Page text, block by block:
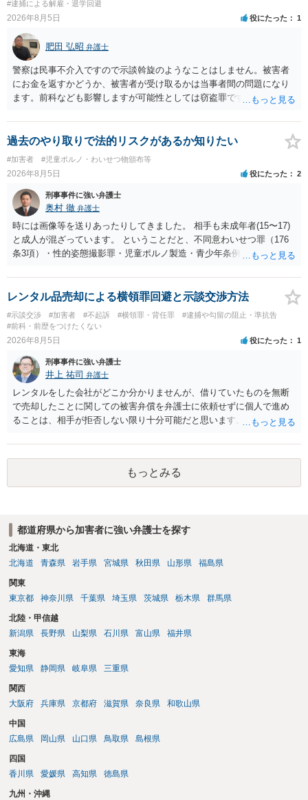
とをお勧めいたします。ご参考にしてください。
#逮捕による解雇・退学回避
2026年8月5日 役にたった 1
肥田 弘昭 弁護士
警察は民事不介入ですので示談斡旋のようなことはしません。被害者
にお金を返すかどうか、被害者が受け取るかは当事者間の問題になり
ます。前科なども影響しますが可能性としては窃盗罪ですので、逮捕
過去のやり取りで法的リスクがあるか知りたい
#加害者 #児童ポルノ・わいせつ物頒布等
2026年8月5日 役にたった 2
刑事事件に強い弁護士
奥村 徹 弁護士
時には画像等を送りあったりしてきました。 相手も未成年者(15〜17)
と成人が混ざっています。 ということだと、不同意わいせつ罪（176
条3項）・性的姿態撮影罪・児童ポルノ製造・青少年条例違反（わいせ
で、警察にバレれば、それなりの捜査を受けるでしょう。
レンタル品売却による横領罪回避と示談交渉方法
#示談交渉 #加害者 #不起訴 #横領罪・背任罪
#逮捕や勾留の阻止・準抗告
#前科・前歴をつけたくない
2026年8月5日 役にたった 1
刑事事件に強い弁護士
井上 祐司 弁護士
レンタルをした会社がどこか分かりませんが、借りていたものを無断
で売却したことに関しての被害弁償を弁護士に依頼せずに個人で進め
ることは、相手が拒否しない限り十分可能だと思います。 見積を出し
か）、弁護士に法律相談において助言をもらえば足りるでしょう。
もっとみる
都道府県から加害者に強い弁護士を探す
北海道・東北
北海道
青森県 岩手県 宮城県 秋田県 山形県 福島県
関東
東京都
神奈川県 千葉県 埼玉県 茨城県 栃木県 群馬県
北陸・甲信越
新潟県
長野県 山梨県 石川県 富山県 福井県
東海
愛知県
静岡県 岐阜県 三重県
関西
大阪府
兵庫県 京都府 滋賀県 奈良県 和歌山県
中国
広島県
岡山県 山口県 鳥取県 島根県
四国
香川県
愛媛県 高知県 徳島県
九州・沖縄